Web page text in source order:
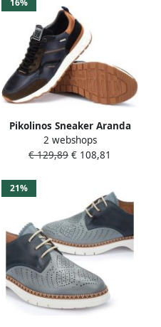
16%
Pikolinos Sneaker Aranda
M8R-6374 Blauw
2 webshops
€ 129,89 € 108,81
21%